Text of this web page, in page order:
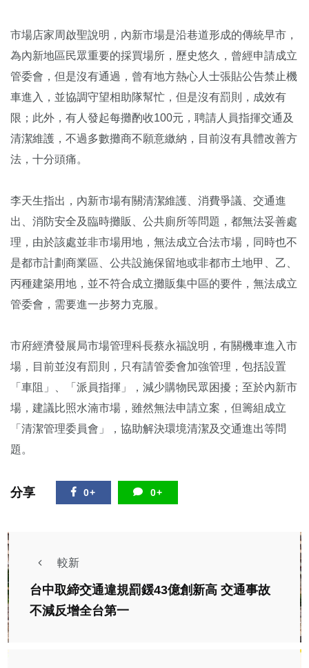
市場店家周啟聖說明，內新市場是沿巷道形成的傳統早市，
為內新地區民眾重要的採買場所，歷史悠久，曾經申請成立
管委會，但是沒有通過，曾有地方熱心人士張貼公告禁止機
車進入，並協調守望相助隊幫忙，但是沒有罰則，成效有
限；此外，有人發起每攤酌收100元，聘請人員指揮交通及
清潔維護，不過多數攤商不願意繳納，目前沒有具體改善方
法，十分頭痛。
李天生指出，內新市場有關清潔維護、消費爭議、交通進
出、消防安全及臨時攤販、公共廁所等問題，都無法妥善處
理，由於該處並非市場用地，無法成立合法市場，同時也不
是都市計劃商業區、公共設施保留地或非都市土地甲、乙、
丙種建築用地，並不符合成立攤販集中區的要件，無法成立
管委會，需要進一步努力克服。
市府經濟發展局市場管理科長蔡永福說明，有關機車進入市
場，目前並沒有罰則，只有請管委會加強管理，包括設置
「車阻」、「派員指揮」，減少購物民眾困擾；至於內新市
場，建議比照水湳市場，雖然無法申請立案，但籌組成立
「清潔管理委員會」，協助解決環境清潔及交通進出等問
題。
分享 0+ 0+
較新
台中取締交通違規罰鍰43億創新高 交通事故
不減反增全台第一